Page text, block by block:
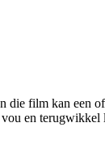
die film kan een
en terugwikkel